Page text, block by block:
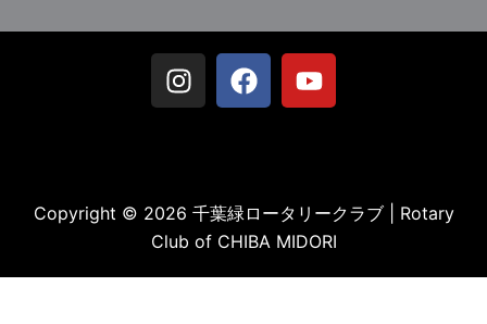
Copyright © 2026 千葉緑ロータリークラブ | Rotary
Club of CHIBA MIDORI